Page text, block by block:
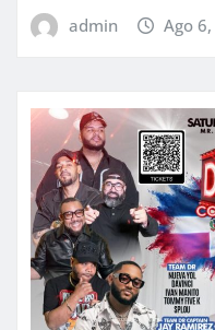
admin Ago